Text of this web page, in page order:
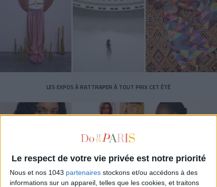
Le respect de votre vie privée est notre priorité
Nous et nos 1043 partenaires stockons et/ou accédons à des
informations sur un appareil, telles que les cookies, et traitons
LES EXPOS À RATTRAPER À TOUT PRIX CET ÉTÉ